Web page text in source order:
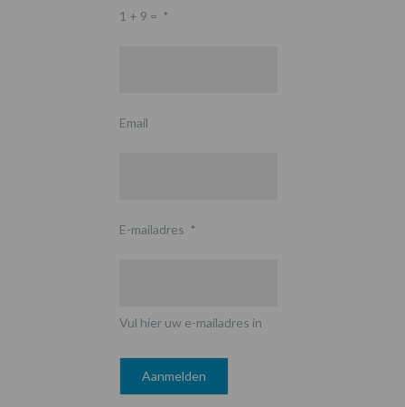
1 + 9 = *
Email
E-mailadres *
Vul hier uw e-mailadres in